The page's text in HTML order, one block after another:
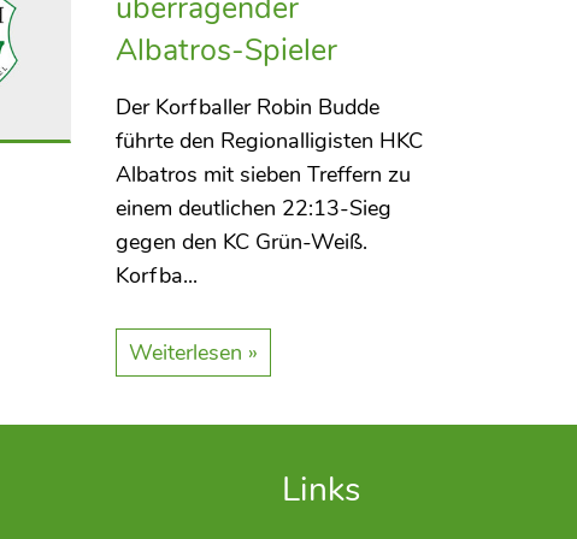
überragender
Albatros-Spieler
Der Korfballer Robin Budde
führte den Regionalligisten HKC
Albatros mit sieben Treffern zu
einem deutlichen 22:13-Sieg
gegen den KC Grün-Weiß.
Korfba...
Weiterlesen »
Links